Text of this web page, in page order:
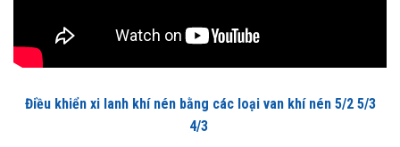
Điều khiển xi lanh khí nén bằng các loại van khí nén 5/2 5/3
4/3